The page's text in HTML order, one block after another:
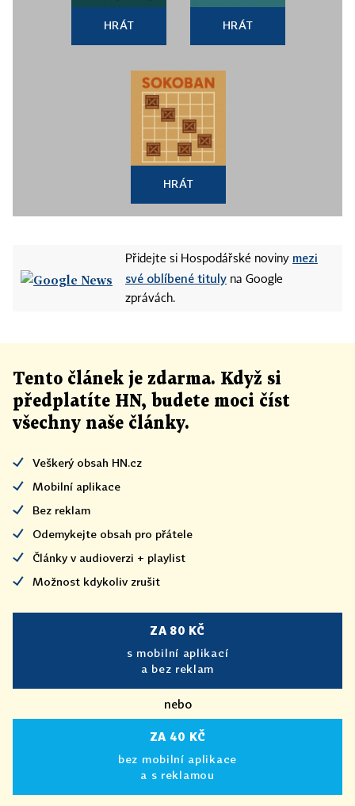
HRÁT HRÁT
HRÁT
Přidejte si Hospodářské noviny mezi
své oblíbené tituly na Google
zprávách.
Tento článek je zdarma. Když si
předplatíte HN, budete moci číst
všechny naše články.
Veškerý obsah HN.cz
Mobilní aplikace
Bez reklam
Odemykejte obsah pro přátele
Články v audioverzi + playlist
Možnost kdykoliv zrušit
ZA 80 KČ
s mobilní aplikací
a bez reklam
nebo
ZA 40 KČ
bez mobilní aplikace
a s reklamou